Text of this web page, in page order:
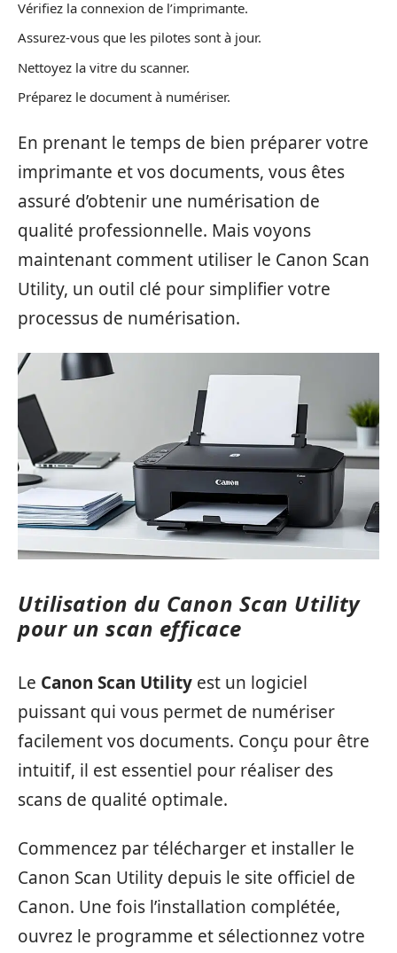
Vérifiez la connexion de l’imprimante.
Assurez-vous que les pilotes sont à jour.
Nettoyez la vitre du scanner.
Préparez le document à numériser.
En prenant le temps de bien préparer votre
imprimante et vos documents, vous êtes
assuré d’obtenir une numérisation de
qualité professionnelle. Mais voyons
maintenant comment utiliser le Canon Scan
Utility, un outil clé pour simplifier votre
processus de numérisation.
Utilisation du Canon Scan Utility
pour un scan efficace
Le Canon Scan Utility est un logiciel
puissant qui vous permet de numériser
facilement vos documents. Conçu pour être
intuitif, il est essentiel pour réaliser des
scans de qualité optimale.
Commencez par télécharger et installer le
Canon Scan Utility depuis le site officiel de
Canon. Une fois l’installation complétée,
ouvrez le programme et sélectionnez votre